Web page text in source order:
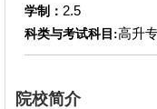
学制： 2.5
科类与考试科目:高升
院校简介